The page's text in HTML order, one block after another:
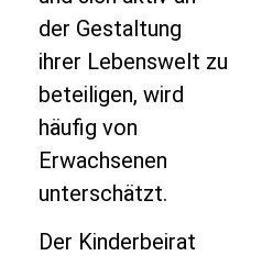
der Gestaltung
ihrer Lebenswelt zu
beteiligen, wird
häufig von
Erwachsenen
unterschätzt.
Der Kinderbeirat